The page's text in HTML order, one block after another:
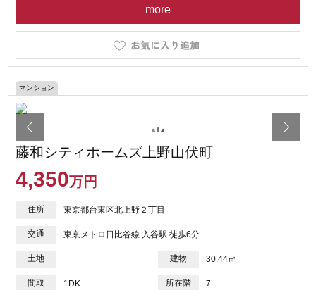
more
マンション
藤和シティホームズ上野山伏町
4,350万円
住所 東京都台東区北上野２丁目
交通 東京メトロ日比谷線 入谷駅 徒歩6分
土地 建物 30.44㎡
間取 1DK 所在階 7